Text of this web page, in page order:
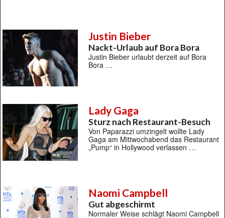
Justin Bieber
Nackt-Urlaub auf Bora Bora
Justin Bieber urlaubt derzeit auf Bora
Bora …
Lady Gaga
Sturz nach Restaurant-Besuch
Von Paparazzi umzingelt wollte Lady
Gaga am Mittwochabend das Restaurant
„Pump“ in Hollywood verlassen …
Naomi Campbell
Gut abgeschirmt
Normaler Weise schlägt Naomi Campbell